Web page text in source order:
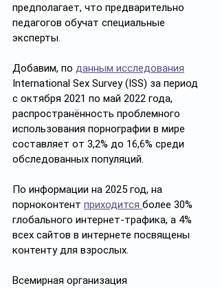
предполагает, что предварительно
педагогов обучат специальные
эксперты.
Добавим, по данным исследования
International Sex Survey (ISS) за период
с октября 2021 по май 2022 года,
распространённость проблемного
использования порнографии в мире
составляет от 3,2% до 16,6% среди
обследованных популяций.
По информации на 2025 год, на
порноконтент приходится более 30%
глобального интернет-трафика, а 4%
всех сайтов в интернете посвящены
контенту для взрослых.
Всемирная организация